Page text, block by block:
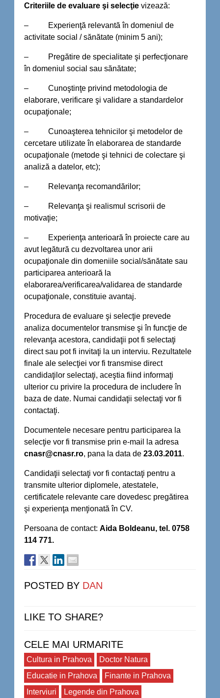
Criteriile de evaluare şi selecţie vizează:
– Experienţă relevantă în domeniul de
activitate social / sănătate (minim 5 ani);
– Pregătire de specialitate şi perfecţionare
în domeniul social sau sănătate;
– Cunoştinţe privind metodologia de
elaborare, verificare şi validare a standardelor
ocupaţionale;
– Cunoaşterea tehnicilor şi metodelor de
cercetare utilizate în elaborarea de standarde
ocupaţionale (metode şi tehnici de colectare şi
analiză a datelor, etc);
– Relevanţa recomandărilor;
– Relevanţa şi realismul scrisorii de
motivaţie;
– Experienţa anterioară în proiecte care au
avut legătură cu dezvoltarea unor arii
ocupaţionale din domeniile social/sănătate sau
participarea anterioară la
elaborarea/verificarea/validarea de standarde
ocupaţionale, constituie avantaj.
Procedura de evaluare şi selecţie prevede
analiza documentelor transmise şi în funcţie de
relevanţa acestora, candidaţii pot fi selectaţi
direct sau pot fi invitaţi la un interviu. Rezultatele
finale ale selecţiei vor fi transmise direct
candidaţilor selectaţi, aceştia fiind informaţi
ulterior cu privire la procedura de includere în
baza de date. Numai candidaţii selectaţi vor fi
contactaţi.
Documentele necesare pentru participarea la
selecţie vor fi transmise prin e-mail la adresa
cnasr@cnasr.ro, pana la data de 23.03.2011.
Candidaţii selectaţi vor fi contactaţi pentru a
transmite ulterior diplomele, atestatele,
certificatele relevante care dovedesc pregătirea
şi experienţa menţionată în CV.
Persoana de contact: Aida Boldeanu, tel. 0758
114 771.
POSTED BY DAN
LIKE TO SHARE?
CELE MAI URMARITE
Cultura in Prahova
Doctor Natura
Educatie in Prahova
Finante in Prahova
Interviuri
Legende din Prahova